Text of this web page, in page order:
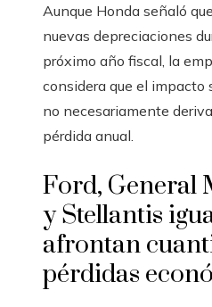
Aunque Honda señaló
nuevas depreciaciones
próximo año fiscal, la
considera que el impacto
no necesariamente
pérdida anual.
Ford, General
y Stellantis
afrontan
pérdidas